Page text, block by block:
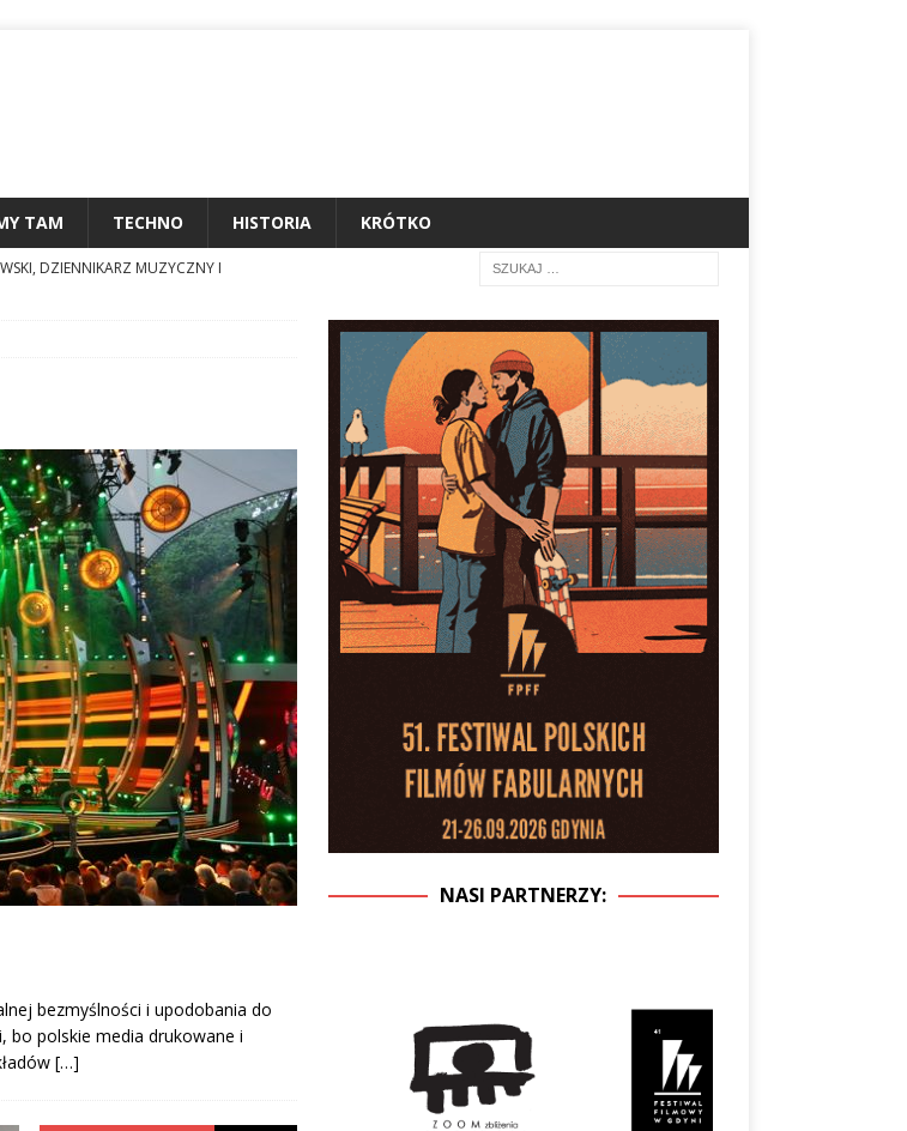
TAM TECHNO HISTORIA KRÓTKO
DZIENNIKARZ MUZYCZNY I
I CAR AUDIO
Klasyczne powroty do przeszłości
presji?
KONFERENCJE
bezmyślności i upodobania do
bo polskie media drukowane i
[…]
NASI PARTNERZY: